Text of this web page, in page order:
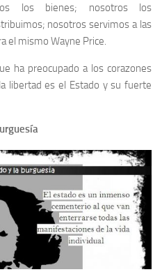
los bienes; nosotros los
nosotros servimos a las
el mismo Wayne Price.
ha preocupado a los corazones
libertad es el Estado y su fuerte